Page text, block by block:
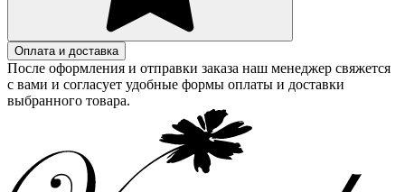
Оплата и доставка
После оформления и отправки заказа наш менеджер свяжется
с вами и согласует удобные формы оплаты и доставки
выбранного товара.